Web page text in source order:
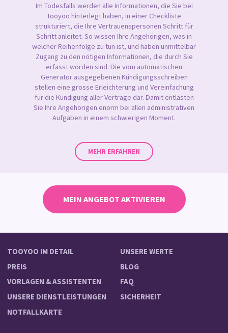
Im Todesfalls werden alle Informationen, die Sie bei
tooyoo hinterlegt haben, in einer Checkliste
strukturiert, die Ihre Vertrauenspersonen Schritt für
Schritt anleitet. So wissen Ihre Angehörigen, was in
welcher Reihenfolge zu tun ist, und haben unmittelbar
Zugang zu den nötigen Informationen, die durch Sie
erfasst worden sind. Die vom automatischen
Generator ausgegebenen Kündigungsschreiben
stellen eine grosse Erleichterung und Vereinfachung
für die Kündigung aller Verträge dar. Damit entlasten
Sie Ihre Angehörigen enorm bei allen administrativen
Aufgaben in einem schwierigen Moment.
MEHR ERFAHREN
MEIN ANGEBOT AKTIVIEREN
TOOYOO IM DETAIL
PREIS
VORLAGEN & ASSISTENTEN
UNSERE DIENSTLEISTUNGEN
NOTFALLKARTE
UNSERE WERTE
BLOG
FAQ
SICHERHEIT